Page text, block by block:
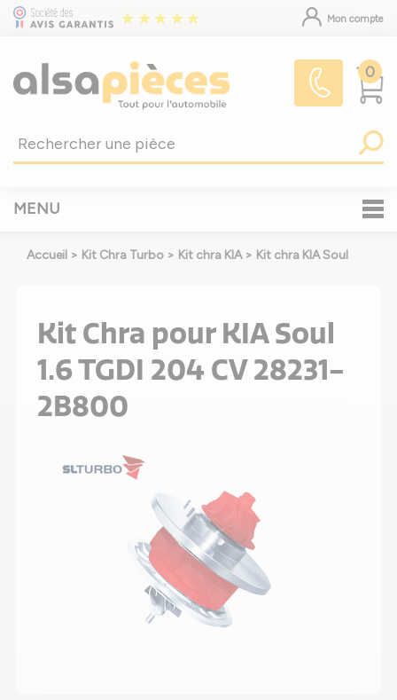
Mon compte
0
MENU
Accueil > Kit Chra Turbo > Kit chra KIA > Kit chra KIA Soul
Kit Chra pour KIA Soul
1.6 TGDI 204 CV 28231-
2B800